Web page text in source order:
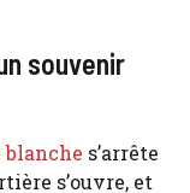
souvenir
s’arrête
s’ouvre, et